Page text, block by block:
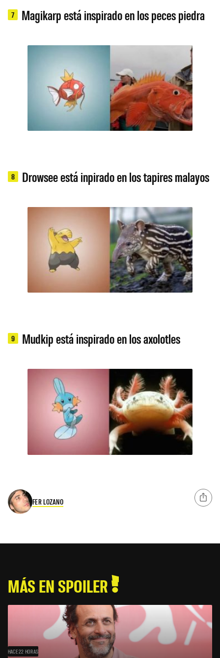
7 Magikarp está inspirado en los peces piedra
8 Drowsee está inpirado en los tapires malayos
9 Mudkip está inspirado en los axolotles
FER LOZANO
MÁS EN SPOILER
HACE 22 HORAS